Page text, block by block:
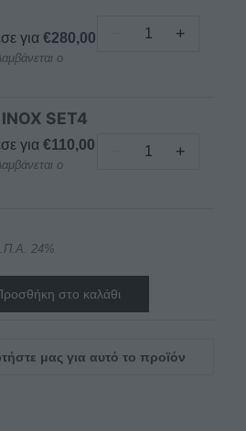
για €280,00
ο
PYREX
NORTH
+
SET4
για €110,00
ο
ΠΟΡΤΕΣ
ποσότητα
+
24%
στο καλάθι
μας για αυτό το προϊόν